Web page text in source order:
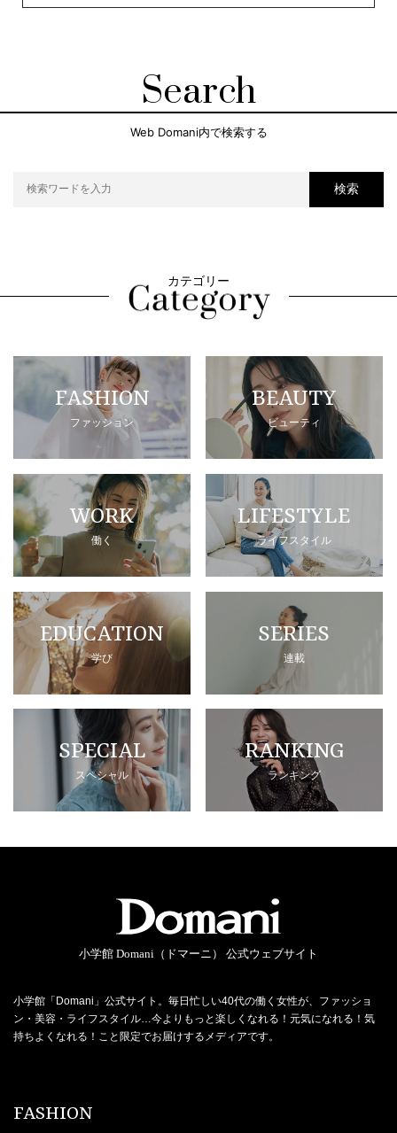
Search
Web Domani内で検索する
検索
カテゴリー
FASHION
ファッション
BEAUTY
ビューティ
WORK
働く
LIFESTYLE
ライフスタイル
EDUCATION
学び
SERIES
連載
SPECIAL
スペシャル
RANKING
ランキング
小学館 Domani（ドマーニ） 公式ウェブサイト
小学館「Domani」公式サイト。毎日忙しい40代の働く女性が、ファッショ
ン・美容・ライフスタイル…今よりもっと楽しくなれる！元気になれる！気
持ちよくなれる！こと限定でお届けするメディアです。
FASHION